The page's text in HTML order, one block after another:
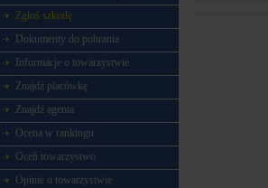
Zgłoś szkodę
Dokumenty do pobrania
Informacje o towarzystwie
Znajdź placówkę
Znajdź agenta
Ocena w rankingu
Oceń towarzystwo
Opinie o towarzystwie